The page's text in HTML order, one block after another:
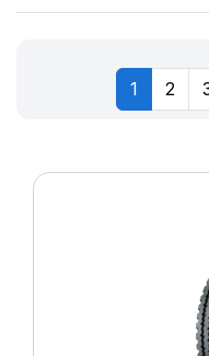
1 2